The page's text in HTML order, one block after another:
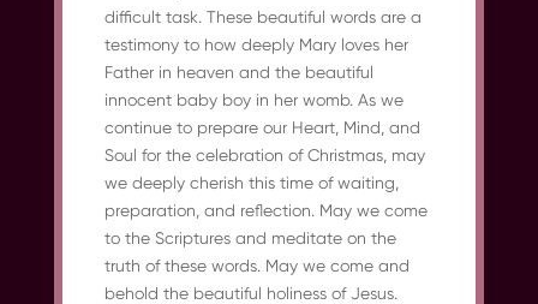
difficult task. These beautiful words are a
testimony to how deeply Mary loves her
Father in heaven and the beautiful
innocent baby boy in her womb. As we
continue to prepare our Heart, Mind, and
Soul for the celebration of Christmas, may
we deeply cherish this time of waiting,
preparation, and reflection. May we come
to the Scriptures and meditate on the
truth of these words. May we come and
behold the beautiful holiness of Jesus.